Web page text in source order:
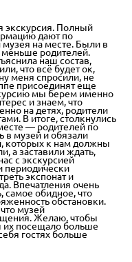
экскурсия. Полный
дают по
музея на месте. Были в
меньше родителей.
наш состав,
что всё будет ок,
меня спросили, не
присоединят еще
мы берем именно
и знаем, что
на детях, родители
В итоге, столкнулись
— родителей по
в музей и обязали
которых к нам должны
а заставили ждать,
с экскурсией
периодически
экспонат и
Впечатления очень
самое обидное, что
обстановки.
музей
Желаю, чтобы
их посещало больше
гостях больше